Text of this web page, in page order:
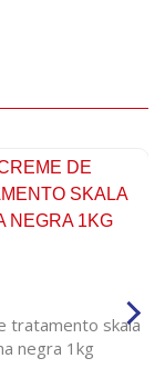
tratamento skala
negra 1kg